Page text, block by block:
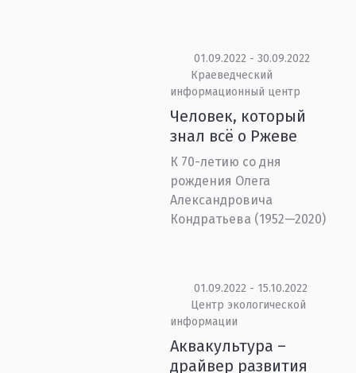
01.09.2022 - 30.09.2022
Краеведческий
информационный центр
Человек, который
знал всё о Ржеве
К 70-летию со дня
рождения Олега
Александровича
Кондратьева (1952—2020)
01.09.2022 - 15.10.2022
Центр экологической
информации
Аквакультура –
драйвер развития